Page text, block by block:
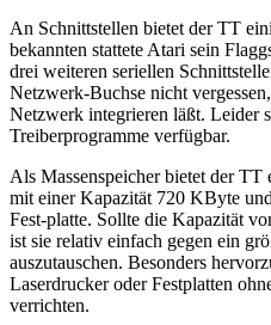
An Schnittstellen bietet der TT
bekannten stattete Atari sein
drei weiteren seriellen
Netzwerk-Buchse nicht
Netzwerk integrieren läßt. Leider
Treiberprogramme verfügbar.
Als Massenspeicher bietet der
mit einer Kapazität 720 KByte
Fest-platte. Sollte die Kapazität
ist sie relativ einfach gegen ein
auszutauschen. Besonders
Laserdrucker oder Festplatten
verrichten.